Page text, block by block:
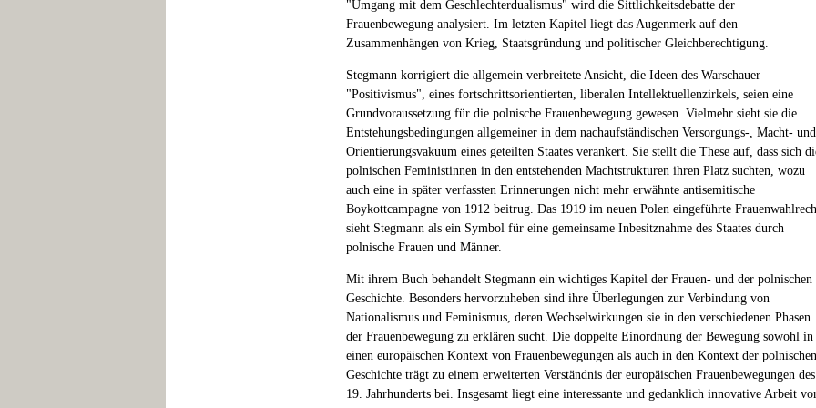
"Umgang mit dem Geschlechterdualismus" wird die Sittlichkeitsdebatte der
Frauenbewegung analysiert. Im letzten Kapitel liegt das Augenmerk auf den
Zusammenhängen von Krieg, Staatsgründung und politischer Gleichberechtigung.
Stegmann korrigiert die allgemein verbreitete Ansicht, die Ideen des Warschauer
"Positivismus", eines fortschrittsorientierten, liberalen Intellektuellenzirkels, seien eine
Grundvoraussetzung für die polnische Frauenbewegung gewesen. Vielmehr sieht sie die
Entstehungsbedingungen allgemeiner in dem nachaufständischen Versorgungs-, Macht- und
Orientierungsvakuum eines geteilten Staates verankert. Sie stellt die These auf, dass sich
polnischen Feministinnen in den entstehenden Machtstrukturen ihren Platz suchten, wozu
auch eine in später verfassten Erinnerungen nicht mehr erwähnte antisemitische
Boykottcampagne von 1912 beitrug. Das 1919 im neuen Polen eingeführte
sieht Stegmann als ein Symbol für eine gemeinsame Inbesitznahme des Staates durch
polnische Frauen und Männer.
Mit ihrem Buch behandelt Stegmann ein wichtiges Kapitel der Frauen- und der polnischen
Geschichte. Besonders hervorzuheben sind ihre Überlegungen zur Verbindung von
Nationalismus und Feminismus, deren Wechselwirkungen sie in den verschiedenen Phasen
der Frauenbewegung zu erklären sucht. Die doppelte Einordnung der Bewegung sowohl in
einen europäischen Kontext von Frauenbewegungen als auch in den Kontext der polnischen
Geschichte trägt zu einem erweiterten Verständnis der europäischen Frauenbewegungen des
19. Jahrhunderts bei. Insgesamt liegt eine interessante und gedanklich innovative Arbeit